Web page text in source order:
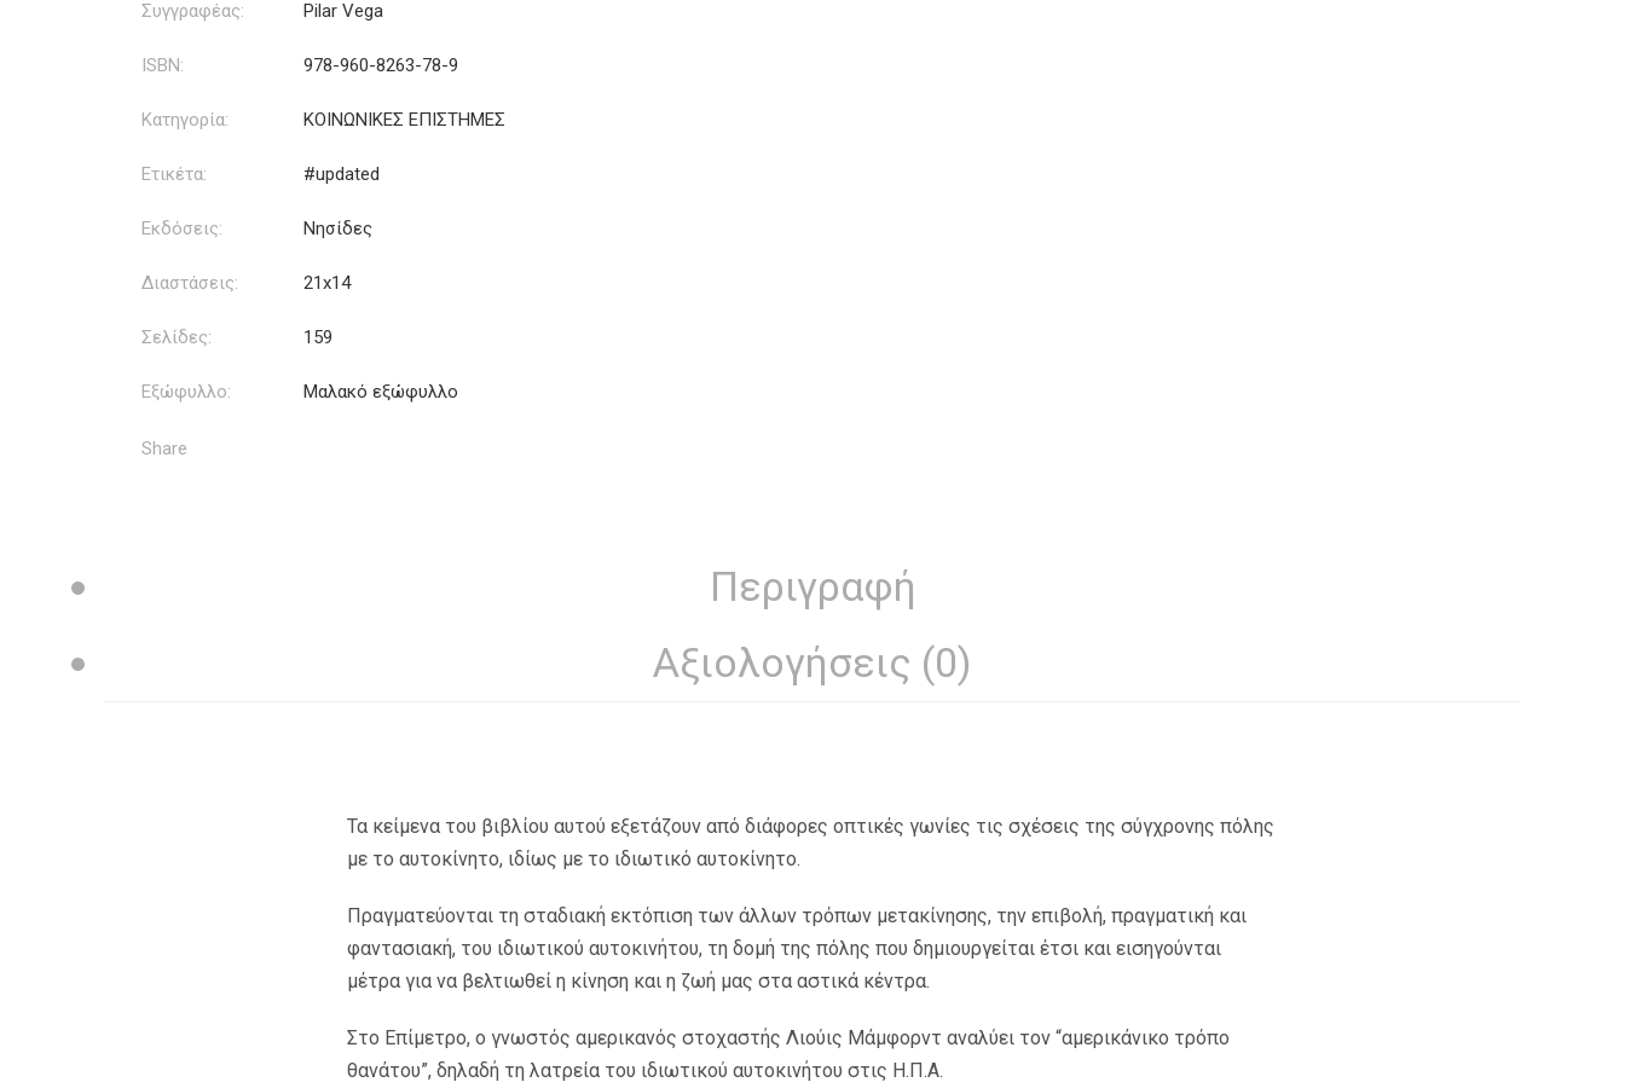
Συγγραφέας: Pilar Vega
ISBN: 978-960-8263-78-9
Κατηγορία: ΚΟΙΝΩΝΙΚΕΣ ΕΠΙΣΤΗΜΕΣ
Ετικέτα: #updated
Εκδόσεις: Νησίδες
Διαστάσεις: 21x14
Σελίδες: 159
Εξώφυλλο: Μαλακό εξώφυλλο
Share
Περιγραφή
Αξιολογήσεις (0)
Τα κείμενα του βιβλίου αυτού εξετάζουν από διάφορες οπτικές γωνίες τις σχέσεις της σύγχρονης πόλης
με το αυτοκίνητο, ιδίως με το ιδιωτικό αυτοκίνητο.
Πραγματεύονται τη σταδιακή εκτόπιση των άλλων τρόπων μετακίνησης, την επιβολή, πραγματική και
φαντασιακή, του ιδιωτικού αυτοκινήτου, τη δομή της πόλης που δημιουργείται έτσι και εισηγούνται
μέτρα για να βελτιωθεί η κίνηση και η ζωή μας στα αστικά κέντρα.
Στο Επίμετρο, ο γνωστός αμερικανός στοχαστής Λιούις Μάμφορντ αναλύει τον “αμερικάνικο τρόπο
θανάτου”, δηλαδή τη λατρεία του ιδιωτικού αυτοκινήτου στις Η.Π.Α.